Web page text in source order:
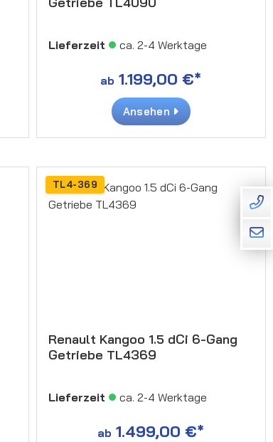
Lieferzeit ca. 2-4 Werktage
ab 1.199,00 €*
Ansehen
TL4-369
Renault Kangoo 1.5 dCi 6-Gang
Getriebe TL4369
Lieferzeit ca. 2-4 Werktage
ab 1.499,00 €*